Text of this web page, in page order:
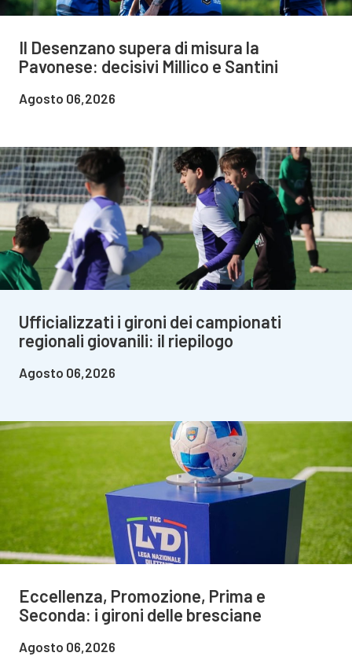
Il Desenzano supera di misura la
Pavonese: decisivi Millico e Santini
Agosto 06,2026
Ufficializzati i gironi dei campionati
regionali giovanili: il riepilogo
Agosto 06,2026
Eccellenza, Promozione, Prima e
Seconda: i gironi delle bresciane
Agosto 06,2026